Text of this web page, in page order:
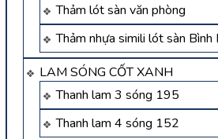
Thảm lót sàn văn phòng
Thảm nhựa simili lót sàn Bình
LAM SÓNG CỐT XANH
Thanh lam 3 sóng 195
Thanh lam 4 sóng 152